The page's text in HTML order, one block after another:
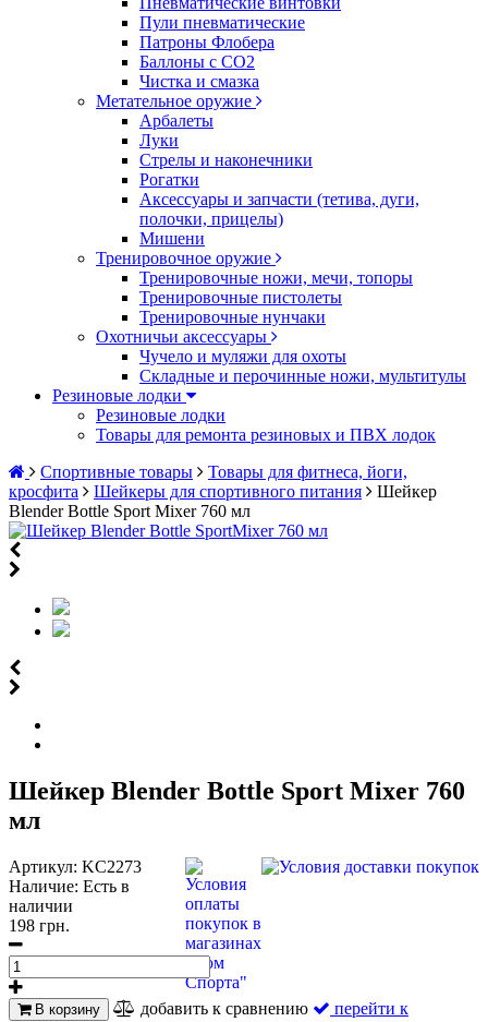
Пули пневматические
Патроны Флобера
Баллоны с CO2
Чистка и смазка
Метательное оружие
Арбалеты
Луки
Стрелы и наконечники
Рогатки
Аксессуары и запчасти (тетива, дуги,
полочки, прицелы)
Мишени
Тренировочное оружие
Тренировочные ножи, мечи, топоры
Тренировочные пистолеты
Тренировочные нунчаки
Охотничьи аксессуары
Чучело и муляжи для охоты
Складные и перочинные ножи, мультитулы
Резиновые лодки
Резиновые лодки
Товары для ремонта резиновых и ПВХ лодок
Спортивные товары
Товары для фитнеса, йоги,
кросфита
Шейкеры для спортивного питания
Шейкер
Blender Bottle Sport Mixer 760 мл
Шейкер Blender Bottle Sport Mixer 760
мл
Артикул: KC2273
Наличие: Есть в
наличии
198 грн.
В корзину добавить к сравнению
перейти к